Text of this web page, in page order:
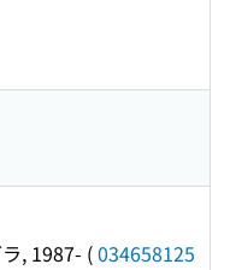
, 1987- (034658125